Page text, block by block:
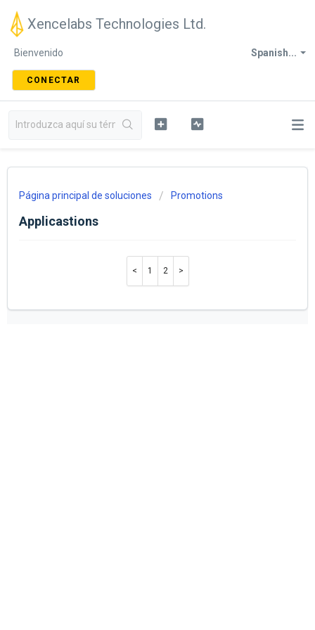
Xencelabs Technologies Ltd.
Spanish...
Bienvenido
CONECTAR
Página principal de soluciones Promotions
Applicastions
1 2